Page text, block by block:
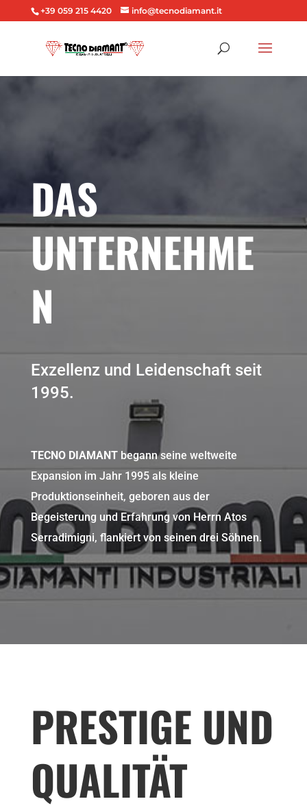
+39 059 215 4420 info@tecnodiamant.it
DAS
UNTERNEHME
N
Exzellenz und Leidenschaft seit
1995.
TECNO DIAMANTbegann seine weltweite
Expansion im Jahr 1995 als kleine
Produktionseinheit, geboren aus der
Begeisterung und Erfahrung von Herrn Atos
Serradimigni, flankiert von seinen drei Söhnen.
PRESTIGE UND
QUALITÄT